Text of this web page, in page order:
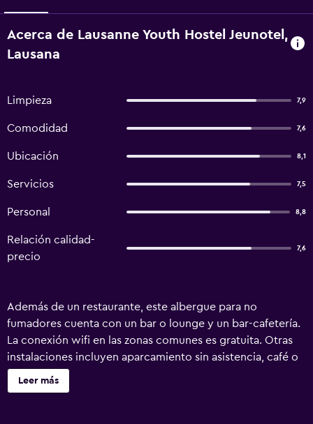
Acerca de Lausanne Youth Hostel Jeunotel,
Lausana
Limpieza 7,9
Comodidad 7,6
Ubicación 8,1
Servicios 7,5
Personal 8,8
Relación calidad-
precio
7,6
Además de un restaurante, este albergue para no
fumadores cuenta con un bar o lounge y un bar-cafetería.
La conexión wifi en las zonas comunes es gratuita. Otras
instalaciones incluyen aparcamiento sin asistencia, café o
té en las zonas comunes y lavandería. No se ofrece
servicio de limpieza. Lausanne Youth Hostel Jeunotel tiene
Leer más